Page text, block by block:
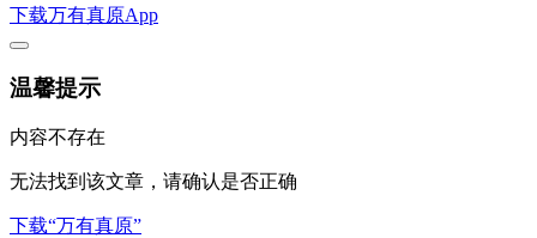
下载万有真原App
温馨提示
内容不存在
无法找到该文章，请确认是否正确
下载“万有真原”